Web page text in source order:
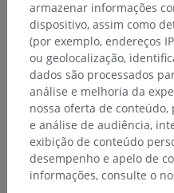
Hierarquia
Anatomia humana 2
armazenar informações
dispositivo, assim como
(por exemplo, endereços
ou geolocalização,
dados são processados
análise e melhoria da
nossa oferta de
e análise de audiência,
exibição de conteúdo
desempenho e apelo de
informações, consulte o